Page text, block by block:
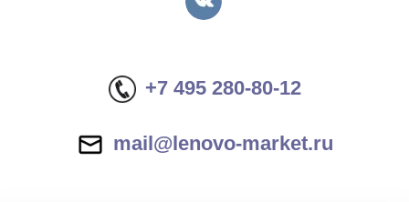
+7 495 280-80-12
mail@lenovo-market.ru